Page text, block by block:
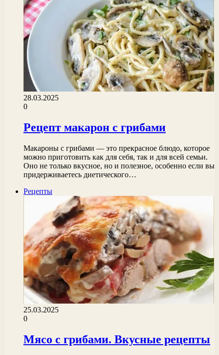
28.03.2025
0
Рецепт макарон с грибами
Макароны с грибами — это прекрасное блюдо, которое
можно приготовить как для себя, так и для всей семьи.
Оно не только вкусное, но и полезное, особенно если вы
придерживаетесь диетического…
Рецепты
25.03.2025
0
Мясо с грибами. Вкусные рецепты